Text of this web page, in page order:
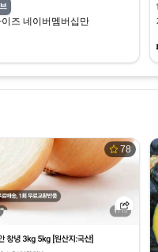
즈 네이버멤버십만
78